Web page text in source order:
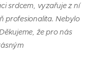
srdcem, vyzařuje z ní
profesionalita. Nebylo
že pro nás